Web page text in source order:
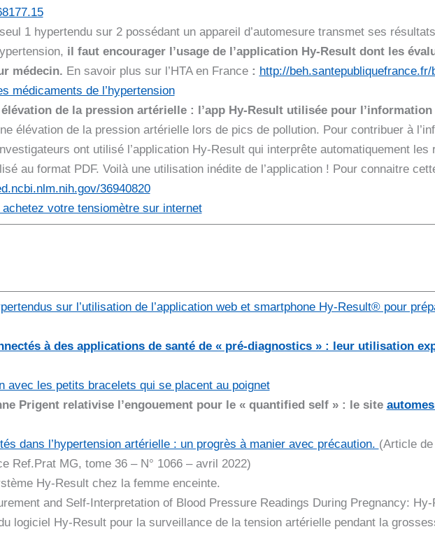
1 hypertendu sur 2 possédant un appareil d’automesure transmet ses
il faut encourager l’usage de l’application Hy-Result dont les
médecin. En savoir plus sur l’HTA en France : http://
médicaments de l’hypertension
de la pression artérielle : l’app Hy-Result utilisée pour
élévation de la pression artérielle lors de pics de pollution. Pour contribuer à
ont utilisé l’application Hy-Result qui interprête automatiquement les
au format PDF. Voilà une utilisation inédite de l’application ! Pour connaitre
36940820
votre tensiomètre sur internet
sur l’utilisation de l’application web et smartphone Hy-Result® pour
à des applications de santé de « pré-diagnostics » : leur utilisation
avec les petits bracelets qui se placent au poignet
Prigent relativise l’engouement pour le « quantified self » : le site
dans l’hypertension artérielle : un progrès à manier avec précaution. (Article
Ref.Prat MG, tome 36 – N° 1066 – avril 2022)
Hy-Result chez la femme enceinte.
and Self-Interpretation of Blood Pressure Readings During Pregnancy:
logiciel Hy-Result pour la surveillance de la tension artérielle pendant la